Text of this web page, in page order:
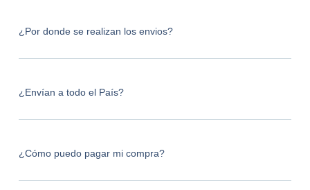
¿Por donde se realizan los envios?
¿Envían a todo el País?
¿Cómo puedo pagar mi compra?